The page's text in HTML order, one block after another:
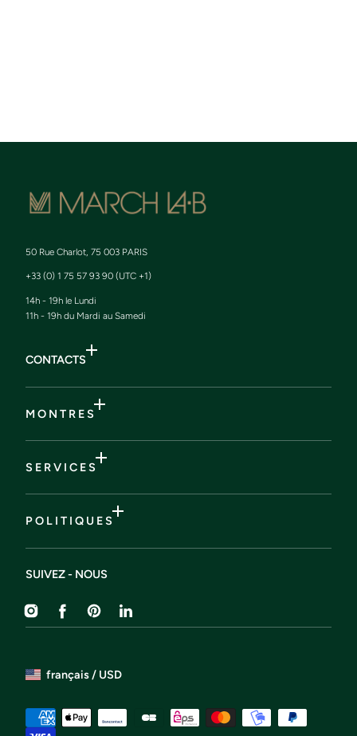
50 Rue Charlot, 75 003 PARIS
+33 (0) 1 75 57 93 90 (UTC +1)
14h - 19h le Lundi
11h - 19h du Mardi au Samedi
CONTACTS
M O N T R E S
S E R V I C E S
P O L I T I Q U E S
SUIVEZ - NOUS
InstagramFacebookPinterestLiendin
français / USD
Méthodes
de